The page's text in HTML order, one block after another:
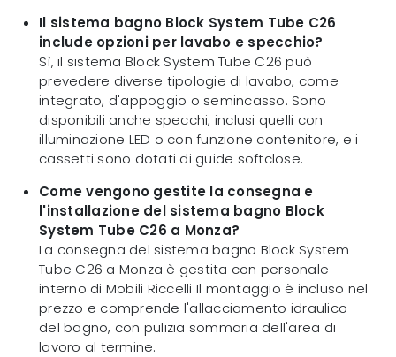
Il sistema bagno Block System Tube C26
include opzioni per lavabo e specchio?
Sì, il sistema Block System Tube C26 può
prevedere diverse tipologie di lavabo, come
integrato, d'appoggio o semincasso. Sono
disponibili anche specchi, inclusi quelli con
illuminazione LED o con funzione contenitore, e i
cassetti sono dotati di guide softclose.
Come vengono gestite la consegna e
l'installazione del sistema bagno Block
System Tube C26 a Monza?
La consegna del sistema bagno Block System
Tube C26 a Monza è gestita con personale
interno di Mobili Riccelli Il montaggio è incluso nel
prezzo e comprende l'allacciamento idraulico
del bagno, con pulizia sommaria dell'area di
lavoro al termine.